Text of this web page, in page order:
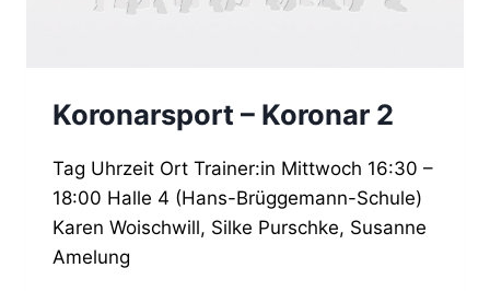
Koronarsport – Koronar 2
Tag Uhrzeit Ort Trainer:in Mittwoch 16:30 –
18:00 Halle 4 (Hans-Brüggemann-Schule)
Karen Woischwill, Silke Purschke, Susanne
Amelung